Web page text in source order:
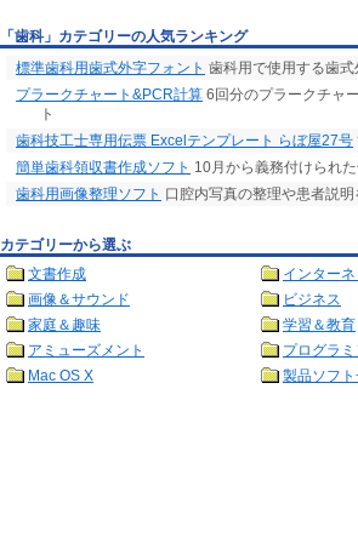
「歯科」カテゴリーの人気ランキング
標準歯科用歯式外字フォント 歯科用で使用する歯
プラークチャート&PCR計算 6回分のプラークチャ
ト
歯科技工士専用伝票 Excelテンプレート らぼ屋27号
簡単歯科領収書作成ソフト 10月から義務付けられ
歯科用画像整理ソフト 口腔内写真の整理や患者説
カテゴリーから選ぶ
文書作成
インター
画像＆サウンド
ビジネス
家庭＆趣味
学習＆教育
アミューズメント
プログラ
Mac OS X
製品ソフ